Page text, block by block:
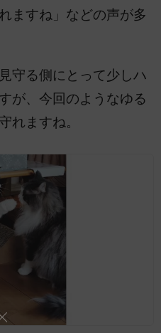
ますね」などの声が多
守る側にとって少しハ
が、今回のようなゆる
れますね。